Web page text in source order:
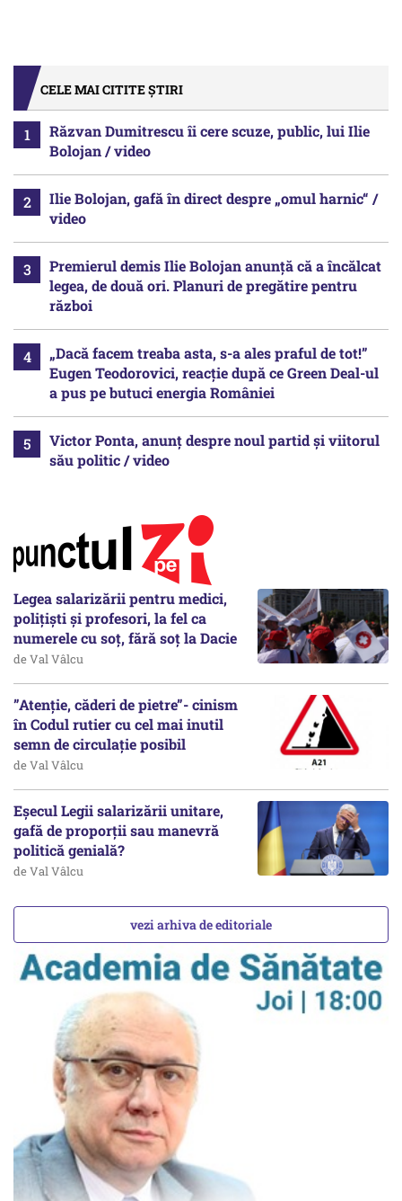
CELE MAI CITITE ȘTIRI
Răzvan Dumitrescu îi cere scuze, public, lui Ilie
Bolojan / video
Ilie Bolojan, gafă în direct despre „omul harnic“ /
video
Premierul demis Ilie Bolojan anunță că a încălcat
legea, de două ori. Planuri de pregătire pentru
război
„Dacă facem treaba asta, s-a ales praful de tot!”
Eugen Teodorovici, reacție după ce Green Deal-ul
a pus pe butuci energia României
Victor Ponta, anunț despre noul partid și viitorul
său politic / video
Legea salarizării pentru medici,
polițiști și profesori, la fel ca
numerele cu soț, fără soț la Dacie
de Val Vâlcu
”Atenție, căderi de pietre”- cinism
în Codul rutier cu cel mai inutil
semn de circulație posibil
de Val Vâlcu
Eșecul Legii salarizării unitare,
gafă de proporții sau manevră
politică genială?
de Val Vâlcu
vezi arhiva de editoriale